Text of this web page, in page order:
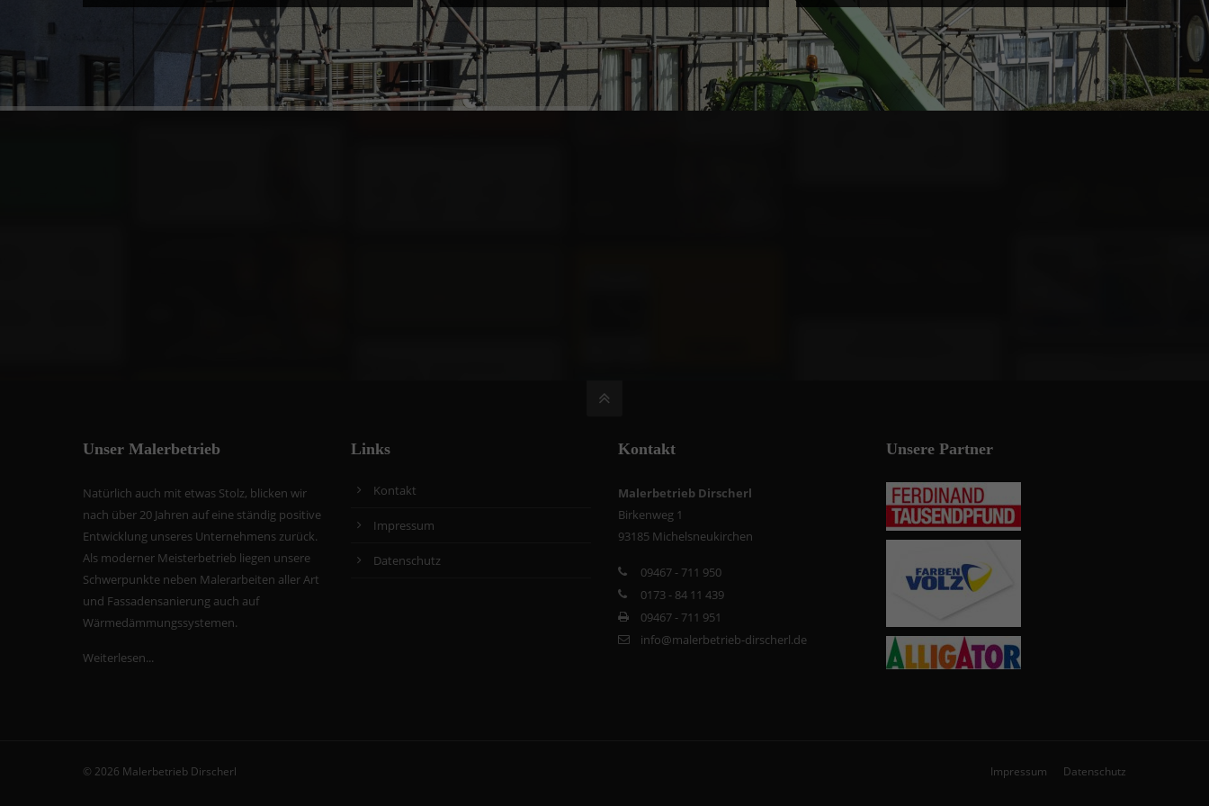
Unser Malerbetrieb
Natürlich auch mit etwas Stolz, blicken wir
nach über 20 Jahren auf eine ständig positive
Entwicklung unseres Unternehmens zurück.
Als moderner Meisterbetrieb liegen unsere
Schwerpunkte neben Malerarbeiten aller Art
und Fassadensanierung auch auf
Wärmedämmungssystemen.
Weiterlesen...
Links
Kontakt
Impressum
Datenschutz
Kontakt
Malerbetrieb Dirscherl
Birkenweg 1
93185 Michelsneukirchen
09467 - 711 950
0173 - 84 11 439
09467 - 711 951
info@malerbetrieb-dirscherl.de
Unsere Partner
© 2026 Malerbetrieb Dirscherl Impressum Datenschutz